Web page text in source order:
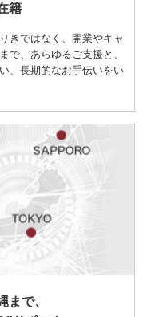
籍
きではなく、開業やキャ
で、あらゆるご支援と、
、長期的なお手伝いをい
まで、